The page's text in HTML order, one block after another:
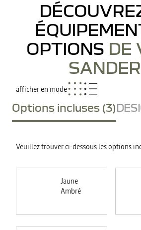
OPTIONS DE
afficher en mode
Options incluses (3)
Veuillez trouver ci-dessous les options
Jaune
Ambré